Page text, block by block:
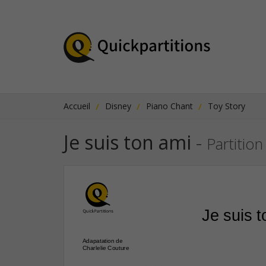
Accueil Disney Piano Chant Toy Story
Je suis ton ami -
Adapatation de
Charlelie Couture
Je suis